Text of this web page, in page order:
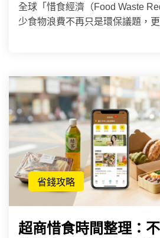
全球「惜食經濟（Food Waste
少食物浪費不再只是環保議題，
省錢攻略
超商惜食時間整理：